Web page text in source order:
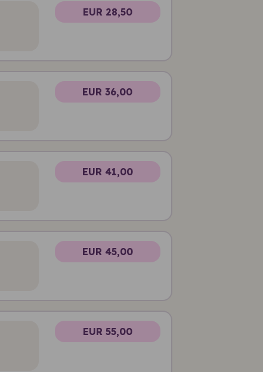
EUR 28,50
EUR 36,00
EUR 41,00
EUR 45,00
EUR 55,00